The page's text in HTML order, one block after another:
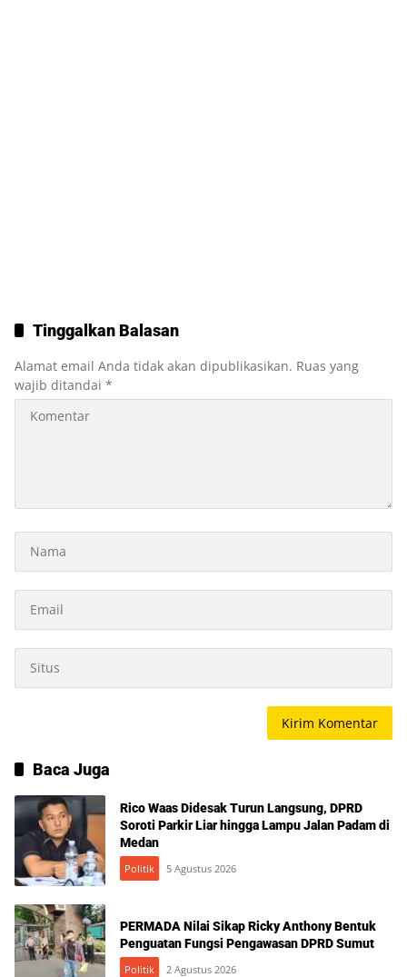
Tinggalkan Balasan
Alamat email Anda tidak akan dipublikasikan. Ruas yang
wajib ditandai *
Baca Juga
Rico Waas Didesak Turun Langsung, DPRD
Soroti Parkir Liar hingga Lampu Jalan Padam di
Medan
Politik 5 Agustus 2026
PERMADA Nilai Sikap Ricky Anthony Bentuk
Penguatan Fungsi Pengawasan DPRD Sumut
Politik 2 Agustus 2026